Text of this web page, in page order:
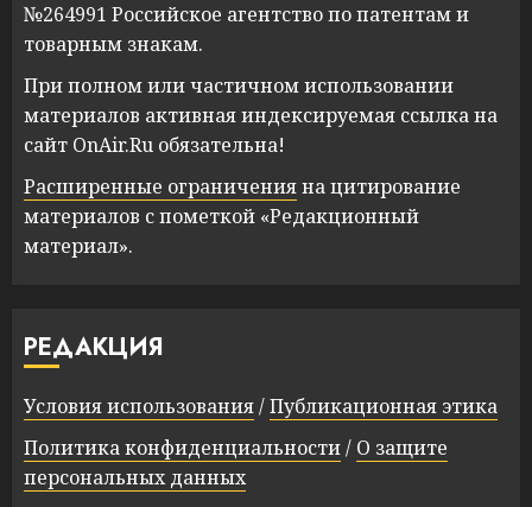
№264991 Российское агентство по патентам и
товарным знакам.
При полном или частичном использовании
материалов активная индексируемая ссылка на
сайт OnAir.Ru обязательна!
Расширенные ограниченияна цитирование
материалов с пометкой «Редакционный
материал».
РЕДАКЦИЯ
Условия использования/Публикационная этика
Политика конфиденциальности/ О защите
персональных данных